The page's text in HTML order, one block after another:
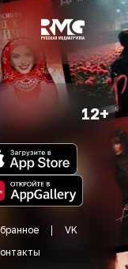
12+
VK